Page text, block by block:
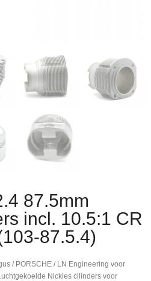
87.5mm
incl. 10.5:1 CR
87.5.4)
/ PORSCHE / LN Engineering voor
Nickies cilinders voor